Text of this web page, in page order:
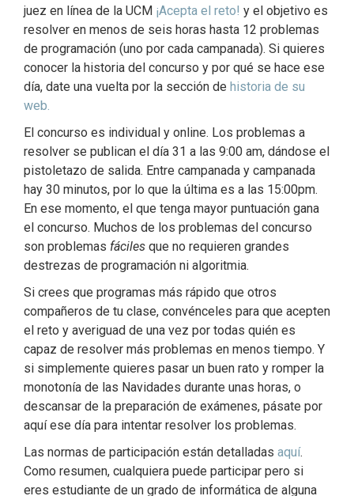
juez en línea de la UCM ¡Acepta el reto! y el objetivo es
resolver en menos de seis horas hasta 12 problemas
de programación (uno por cada campanada). Si quieres
conocer la historia del concurso y por qué se hace ese
día, date una vuelta por la sección de historia de su
web.
El concurso es individual y online. Los problemas a
resolver se publican el día 31 a las 9:00 am, dándose el
pistoletazo de salida. Entre campanada y campanada
hay 30 minutos, por lo que la última es a las 15:00pm.
En ese momento, el que tenga mayor puntuación gana
el concurso. Muchos de los problemas del concurso
son problemas fáciles que no requieren grandes
destrezas de programación ni algoritmia.
Si crees que programas más rápido que otros
compañeros de tu clase, convénceles para que acepten
el reto y averiguad de una vez por todas quién es
capaz de resolver más problemas en menos tiempo. Y
si simplemente quieres pasar un buen rato y romper la
monotonía de las Navidades durante unas horas, o
descansar de la preparación de exámenes, pásate por
aquí ese día para intentar resolver los problemas.
Las normas de participación están detalladas aquí.
Como resumen, cualquiera puede participar pero si
eres estudiante de un grado de informática de alguna